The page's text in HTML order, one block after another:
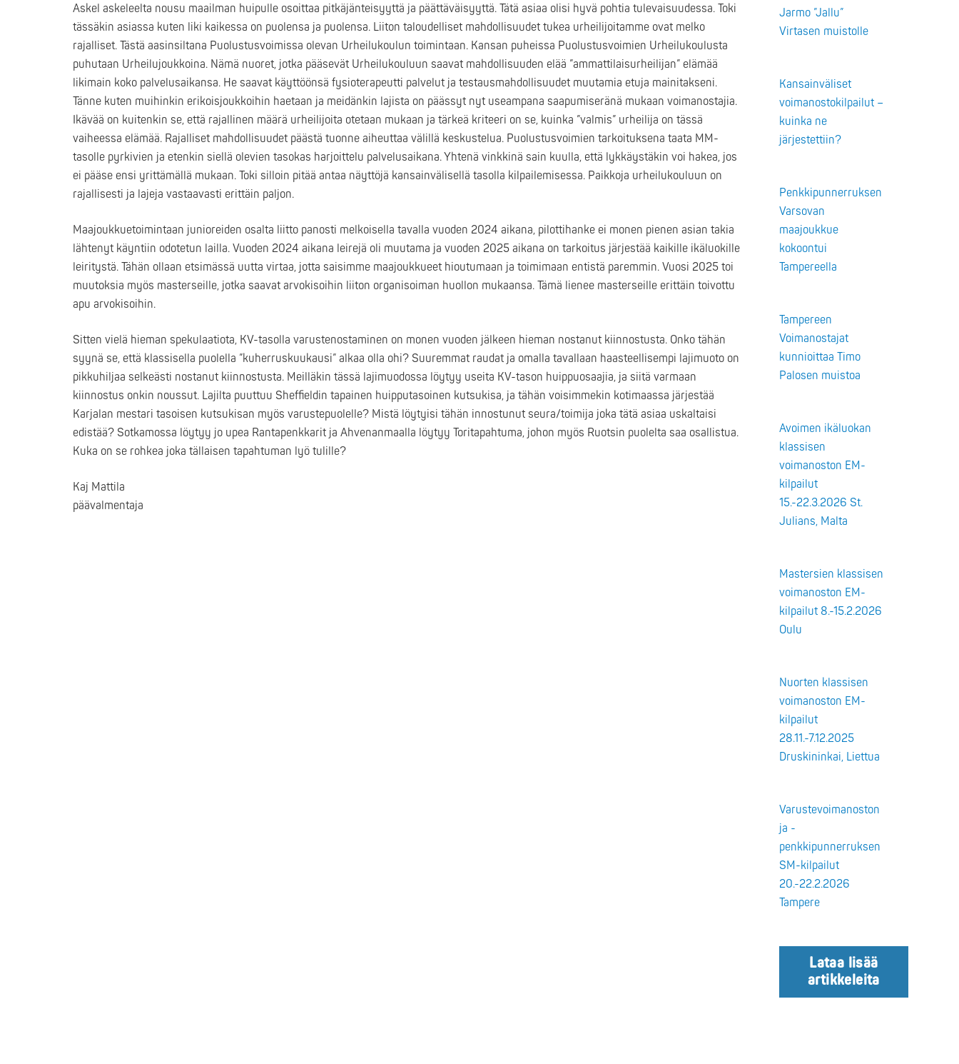
Askel askeleelta nousu maailman huipulle osoittaa pitkäjänteisyyttä ja päättäväisyyttä. Tätä asiaa olisi hyvä pohtia tulevaisuudessa. Toki
tässäkin asiassa kuten liki kaikessa on puolensa ja puolensa. Liiton taloudelliset mahdollisuudet tukea urheilijoitamme ovat melko
rajalliset. Tästä aasinsiltana Puolustusvoimissa olevan Urheilukoulun toimintaan. Kansan puheissa Puolustusvoimien Urheilukoulusta
puhutaan Urheilujoukkoina. Nämä nuoret, jotka pääsevät Urheilukouluun saavat mahdollisuuden elää ”ammattilaisurheilijan” elämää
likimain koko palvelusaikansa. He saavat käyttöönsä fysioterapeutti palvelut ja testausmahdollisuudet muutamia etuja mainitakseni.
Tänne kuten muihinkin erikoisjoukkoihin haetaan ja meidänkin lajista on päässyt nyt useampana saapumiseränä mukaan voimanostajia.
Ikävää on kuitenkin se, että rajallinen määrä urheilijoita otetaan mukaan ja tärkeä kriteeri on se, kuinka ”valmis” urheilija on tässä
vaiheessa elämää. Rajalliset mahdollisuudet päästä tuonne aiheuttaa välillä keskustelua. Puolustusvoimien tarkoituksena taata MM-
tasolle pyrkivien ja etenkin siellä olevien tasokas harjoittelu palvelusaikana. Yhtenä vinkkinä sain kuulla, että lykkäystäkin voi hakea, jos
ei pääse ensi yrittämällä mukaan. Toki silloin pitää antaa näyttöjä kansainvälisellä tasolla kilpailemisessa. Paikkoja urheilukouluun on
rajallisesti ja lajeja vastaavasti erittäin paljon.
Maajoukkuetoimintaan junioreiden osalta liitto panosti melkoisella tavalla vuoden 2024 aikana, pilottihanke ei monen pienen asian takia
lähtenyt käyntiin odotetun lailla. Vuoden 2024 aikana leirejä oli muutama ja vuoden 2025 aikana on tarkoitus järjestää kaikille ikäluokille
leiritystä. Tähän ollaan etsimässä uutta virtaa, jotta saisimme maajoukkueet hioutumaan ja toimimaan entistä paremmin. Vuosi 2025 toi
muutoksia myös masterseille, jotka saavat arvokisoihin liiton organisoiman huollon mukaansa. Tämä lienee masterseille erittäin toivottu
apu arvokisoihin.
Sitten vielä hieman spekulaatiota, KV-tasolla varustenostaminen on monen vuoden jälkeen hieman nostanut kiinnostusta. Onko tähän
syynä se, että klassisella puolella ”kuherruskuukausi” alkaa olla ohi? Suuremmat raudat ja omalla tavallaan haasteellisempi lajimuoto on
pikkuhiljaa selkeästi nostanut kiinnostusta. Meilläkin tässä lajimuodossa löytyy useita KV-tason huippuosaajia, ja siitä varmaan
kiinnostus onkin noussut. Lajilta puuttuu Sheffieldin tapainen huipputasoinen kutsukisa, ja tähän voisimmekin kotimaassa järjestää
Karjalan mestari tasoisen kutsukisan myös varustepuolelle? Mistä löytyisi tähän innostunut seura/toimija joka tätä asiaa uskaltaisi
edistää? Sotkamossa löytyy jo upea Rantapenkkarit ja Ahvenanmaalla löytyy Toritapahtuma, johon myös Ruotsin puolelta saa osallistua.
Kuka on se rohkea joka tällaisen tapahtuman lyö tulille?
Kaj Mattila
päävalmentaja
Jarmo ”Jallu”
Virtasen muistolle
Kansainväliset
voimanostokilpailut –
kuinka ne
järjestettiin?
Penkkipunnerruksen
Varsovan
maajoukkue
kokoontui
Tampereella
Tampereen
Voimanostajat
kunnioittaa Timo
Palosen muistoa
Avoimen ikäluokan
klassisen
voimanoston EM-
kilpailut
15.-22.3.2026 St.
Julians, Malta
Mastersien klassisen
voimanoston EM-
kilpailut 8.-15.2.2026
Oulu
Nuorten klassisen
voimanoston EM-
kilpailut
28.11.-7.12.2025
Druskininkai, Liettua
Varustevoimanoston
ja -
penkkipunnerruksen
SM-kilpailut
20.-22.2.2026
Tampere
Lataa lisää
artikkeleita